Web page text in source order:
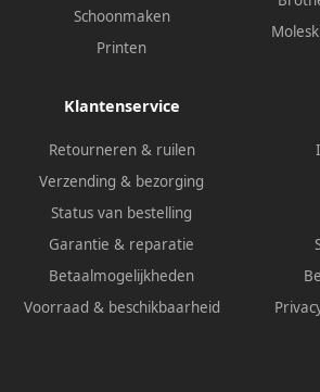
Schoonmaken
Printen
Klantenservice
Retourneren & ruilen
Verzending & bezorging
Status van bestelling
Garantie & reparatie
Betaalmogelijkheden
Voorraad & beschikbaarheid